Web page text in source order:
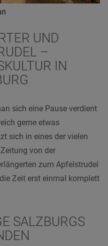
UND
–
IN
sich eine Pause verdient
gerne etwas
sich in eines der vielen
von der
zum Apfelstrudel
Zeit erst einmal komplett
SALZBURGS